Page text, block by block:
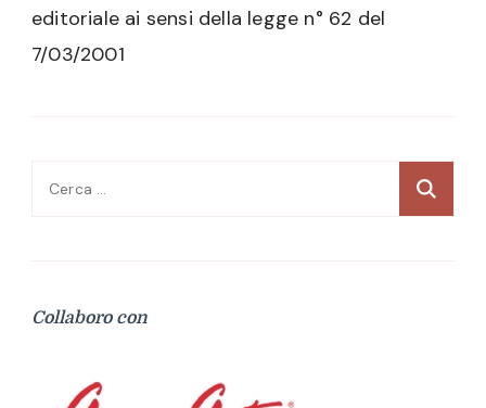
editoriale ai sensi della legge n° 62 del
7/03/2001
Ricerca
Collaboro con